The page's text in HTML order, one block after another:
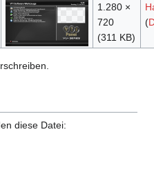
1.280 ×
720
(311 KB)
(
diese Datei: